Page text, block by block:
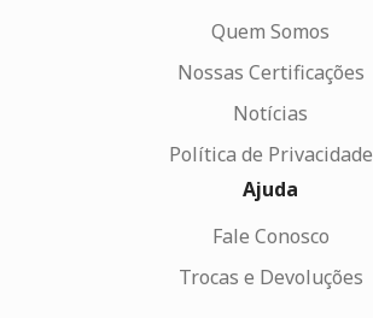
Quem Somos
Nossas Certificações
Notícias
Política de Privacidade
Ajuda
Fale Conosco
Trocas e Devoluções